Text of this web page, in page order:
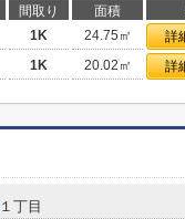
間取り 面積
1K 24.75㎡ 詳
1K 20.02㎡ 詳
１丁目